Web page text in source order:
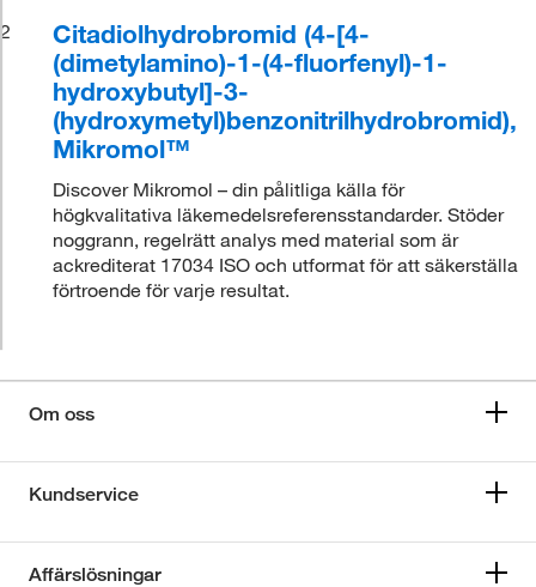
2
Citadiolhydrobromid (4-[4-
(dimetylamino)-1-(4-fluorfenyl)-1-
hydroxybutyl]-3-
(hydroxymetyl)benzonitrilhydrobromid),
Mikromol™
Discover Mikromol – din pålitliga källa för
högkvalitativa läkemedelsreferensstandarder. Stöder
noggrann, regelrätt analys med material som är
ackrediterat 17034 ISO och utformat för att säkerställa
förtroende för varje resultat.
Om oss
Kundservice
Affärslösningar